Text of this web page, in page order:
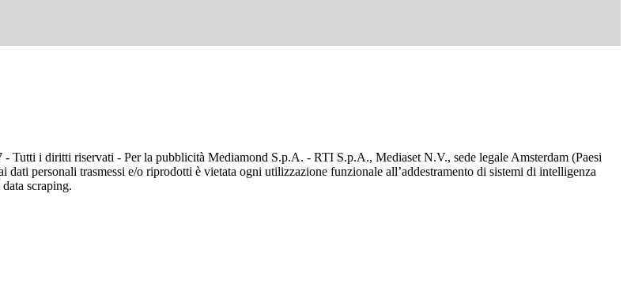
Tutti i diritti riservati - Per la pubblicità Mediamond S.p.A. - RTI S.p.A., Mediaset N.V., sede legale Amsterdam (Paesi
dati personali trasmessi e/o riprodotti è vietata ogni utilizzazione funzionale all’addestramento di sistemi di intelligenza
scraping.